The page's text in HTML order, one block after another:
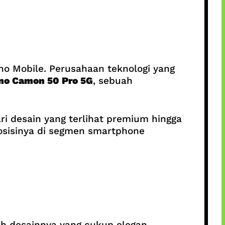
Mobile. Perusahaan teknologi yang
Camon 50 Pro 5G, sebuah
desain yang terlihat premium hingga
di segmen smartphone